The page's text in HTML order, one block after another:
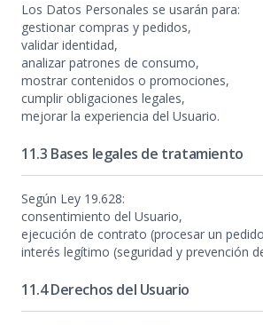
Los Datos Personales se usarán para:
gestionar compras y pedidos,
validar identidad,
analizar patrones de consumo,
mostrar contenidos o promociones,
cumplir obligaciones legales,
mejorar la experiencia del Usuario.
11.3 Bases legales de tratamiento
Según Ley 19.628:
consentimiento del Usuario,
ejecución de contrato (procesar un
interés legítimo (seguridad y prevención
11.4 Derechos del Usuario